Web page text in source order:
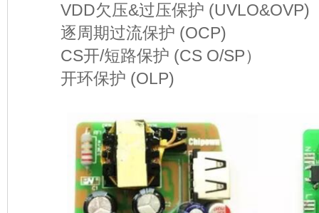
VDD欠压&过压保护
逐周期过流保护 (OCP)
CS开/短路保护 (CS O/SP）
开环保护 (OLP)